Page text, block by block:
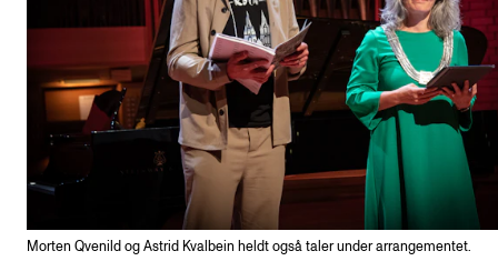
Morten Qvenild og Astrid Kvalbein heldt også taler under arrangementet.